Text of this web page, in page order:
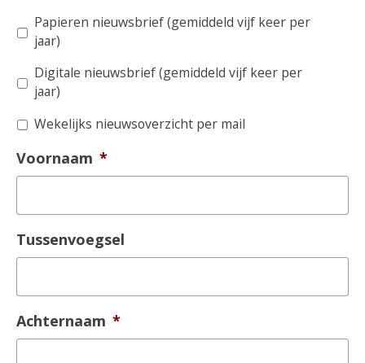
Papieren nieuwsbrief (gemiddeld vijf keer per
jaar)
Digitale nieuwsbrief (gemiddeld vijf keer per
jaar)
Wekelijks nieuwsoverzicht per mail
Voornaam *
Tussenvoegsel
Achternaam *